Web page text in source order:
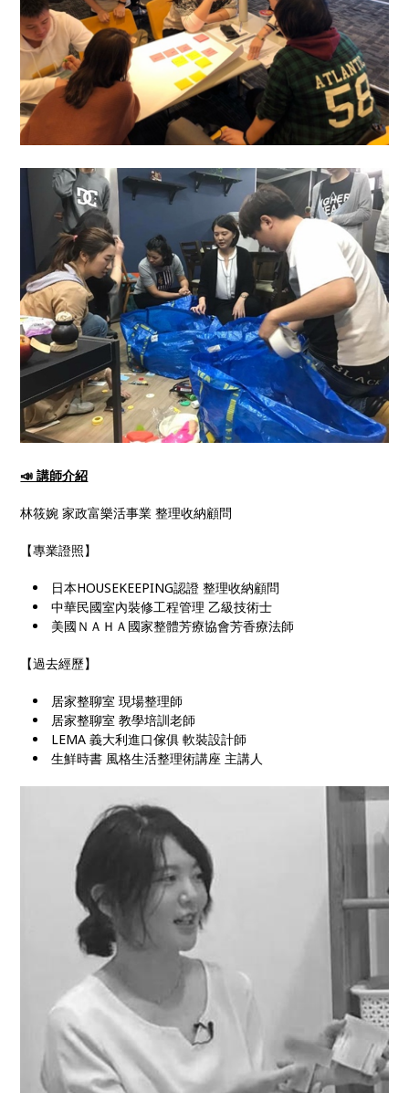
📣 講師介紹
林筱婉 家政富樂活事業 整理收納顧問
【專業證照】
日本HOUSEKEEPING認證 整理收納顧問
中華民國室內裝修工程管理 乙級技術士
美國ＮＡＨＡ國家整體芳療協會芳香療法師
【過去經歷】
居家整聊室 現場整理師
居家整聊室 教學培訓老師
LEMA 義大利進口傢俱 軟裝設計師
生鮮時書 風格生活整理術講座 主講人